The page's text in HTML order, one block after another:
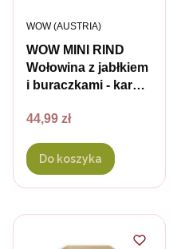
WOW MINI RIND
Wołowina z jabłkiem
i buraczkami - karma
pełnoporcjowa dla
małych ras - 1 kg
PRODUCENT
WOW (AUSTRIA)
Cena
44,99 zł
Do koszyka